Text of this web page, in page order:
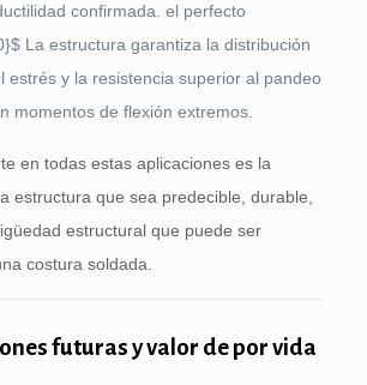
confirmada. el perfecto
La estructura garantiza la distribución
estrés y la resistencia superior al pandeo
momentos de flexión extremos.
en todas estas aplicaciones es la
estructura que sea predecible, durable,
estructural que puede ser
costura soldada.
futuras y valor de por vida